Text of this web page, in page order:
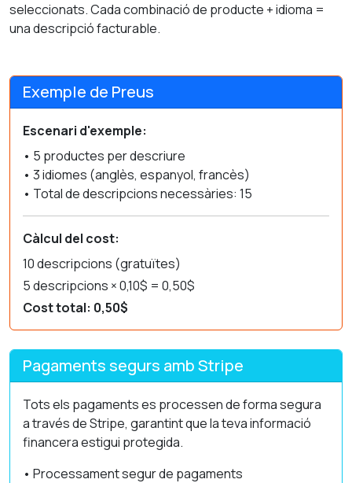
seleccionats. Cada combinació de producte + idioma =
una descripció facturable.
Exemple de Preus
Escenari d'exemple:
• 5 productes per descriure
• 3 idiomes (anglès, espanyol, francès)
• Total de descripcions necessàries: 15
Càlcul del cost:
10 descripcions (gratuïtes)
5 descripcions × 0,10$ = 0,50$
Cost total: 0,50$
Pagaments segurs amb Stripe
Tots els pagaments es processen de forma segura
a través de Stripe, garantint que la teva informació
financera estigui protegida.
• Processament segur de pagaments